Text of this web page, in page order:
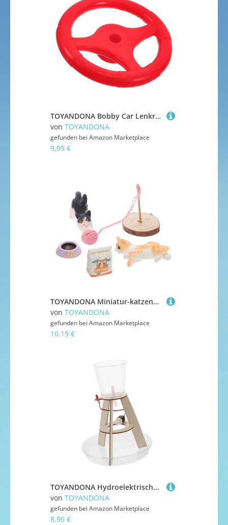
TOYANDONA Bobby Car Lenkrad Kinderlenkradspielzeug Kinderfahrzeug Schaukelscheibe Kinderautolenkrad Schaukellenkrad Lenkradspielzeug Für Kinder Auto Kinderlenkradspielzeug Lenkrad Kinder Auto Rücksitz
von TOYANDONA
gefunden bei Amazon Marketplace
9,09 €
TOYANDONA Miniatur-katzenfiguren-spielset: Puppenhauszubehör im Maßstab 1/12, Realistische Mini-Katzen-puppenhaus-miniaturartikel für Puppenhaus-Dekoration Und Tortenaufsätze
von TOYANDONA
gefunden bei Amazon Marketplace
10,19 €
TOYANDONA Hydroelektrischer Generator Bausatz für Interaktives Wissenschaftsexperiment Stem Lernspielzeug zur Nutzung von Wasserenergie Elektrizitätsvermittlung für Schulunterricht und
von TOYANDONA
gefunden bei Amazon Marketplace
8,90 €